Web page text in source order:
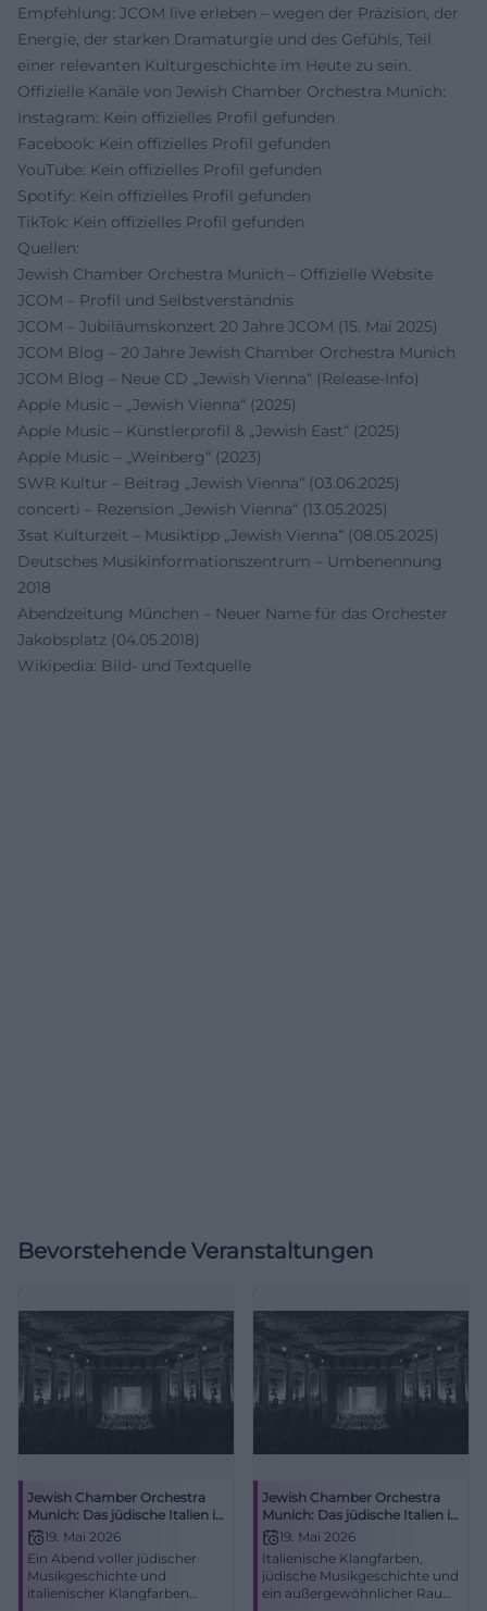
Empfehlung: JCOM live erleben – wegen der Präzision, der
Energie, der starken Dramaturgie und des Gefühls, Teil
einer relevanten Kulturgeschichte im Heute zu sein.
Offizielle Kanäle von Jewish Chamber Orchestra Munich:
Instagram: Kein offizielles Profil gefunden
Facebook: Kein offizielles Profil gefunden
YouTube: Kein offizielles Profil gefunden
Spotify: Kein offizielles Profil gefunden
TikTok: Kein offizielles Profil gefunden
Quellen:
Jewish Chamber Orchestra Munich – Offizielle Website
JCOM – Profil und Selbstverständnis
JCOM – Jubiläumskonzert 20 Jahre JCOM (15. Mai 2025)
JCOM Blog – 20 Jahre Jewish Chamber Orchestra Munich
JCOM Blog – Neue CD „Jewish Vienna“ (Release-Info)
Apple Music – „Jewish Vienna“ (2025)
Apple Music – Künstlerprofil & „Jewish East“ (2025)
Apple Music – „Weinberg“ (2023)
SWR Kultur – Beitrag „Jewish Vienna“ (03.06.2025)
concerti – Rezension „Jewish Vienna“ (13.05.2025)
3sat Kulturzeit – Musiktipp „Jewish Vienna“ (08.05.2025)
Deutsches Musikinformationszentrum – Umbenennung
2018
Abendzeitung München – Neuer Name für das Orchester
Jakobsplatz (04.05.2018)
Wikipedia: Bild- und Textquelle
Bevorstehende Veranstaltungen
Jewish Chamber Orchestra
Munich: Das jüdische Italien in
Sulzbach-Rosenberg
19. Mai 2026
Ein Abend voller jüdischer
Musikgeschichte und
italienischer Klangfarben
Jewish Chamber Orchestra
Munich: Das jüdische Italien in
Sulzbach-Rosenberg
19. Mai 2026
Italienische Klangfarben,
jüdische Musikgeschichte und
ein außergewöhnlicher Raum: